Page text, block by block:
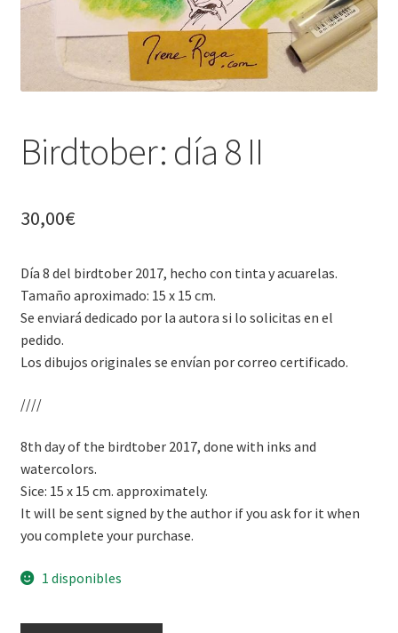
Birdtober: día 8 II
30,00€
Día 8 del birdtober 2017, hecho con tinta y acuarelas.
Tamaño aproximado: 15 x 15 cm.
Se enviará dedicado por la autora si lo solicitas en el
pedido.
Los dibujos originales se envían por correo certificado.
////
8th day of the birdtober 2017, done with inks and
watercolors.
Sice: 15 x 15 cm. approximately.
It will be sent signed by the author if you ask for it when
you complete your purchase.
1 disponibles